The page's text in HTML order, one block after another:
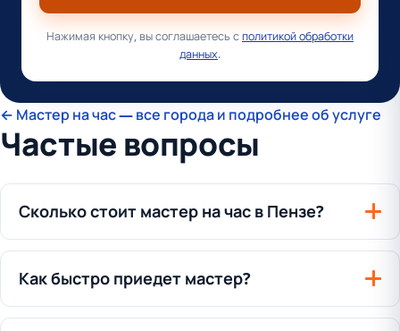
Нажимая кнопку, вы соглашаетесь сполитикой обработки
данных.
← Мастер на час — все города и подробнее об услуге
Частые вопросы
Сколько стоит мастер на час в Пензе?
Как быстро приедет мастер?